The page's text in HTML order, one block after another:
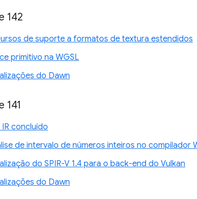
142
de suporte a formatos de textura estendidos
primitivo na WGSL
do Dawn
141
IR concluído
de intervalo de números inteiros no compilador
do SPIR-V 1.4 para o back-end do Vulkan
do Dawn